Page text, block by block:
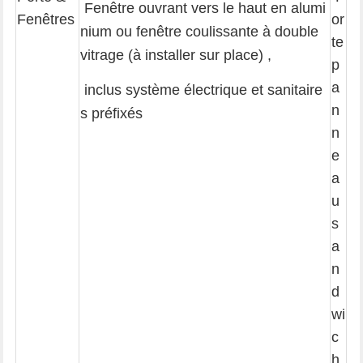
Fenêtres
Fenêtre ouvrant vers le haut en alumi
nium ou fenêtre coulissante à double
vitrage (à installer sur place) ,
inclus système électrique et sanitaire
s préfixés
or
te
p
a
n
n
e
a
u
s
a
n
d
wi
c